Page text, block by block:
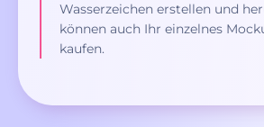
Wasserzeichen erstellen und
können auch Ihr einzelnes
kaufen.